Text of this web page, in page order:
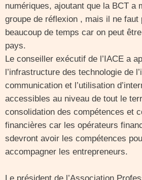
numériques, ajoutant que la BCT a
groupe de réflexion , mais il ne faut
beaucoup de temps car on peut
pays.
Le conseiller exécutif de l’IACE a
l’infrastructure des technologie de
communication et l’utilisation
accessibles au niveau de tout le
consolidation des compétences et
financières car les opérateurs
sdevront avoir les compétences
accompagner les entrepreneurs.